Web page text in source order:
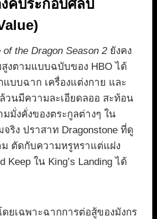
ค์ประกอบศิลป์
of the Dragon Season 2ยังคง
งตามแบบฉบับของ HBO ได้
บบฉาก เครื่องแต่งกาย และ
นมีความละเอียดลออ สะท้อน
มั่งคั่งของตระกูลต่างๆ ใน
ริง ปราสาท Dragonstone ที่ดู
ตัดกับความหรูหราแต่แฝง
ใน King’s Landing ได้
ยเฉพาะฉากการต่อสู้ของมังกร